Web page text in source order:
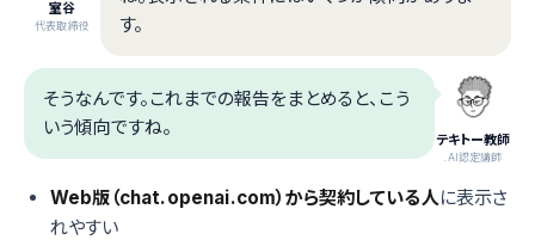
室谷
代表取締役
す。
テキトー教師
.AI認定講師
そうなんです。これまでの報告をまとめると、こう
いう傾向ですね。
Web版（chat.openai.com）から契約している人 に表示さ
れやすい